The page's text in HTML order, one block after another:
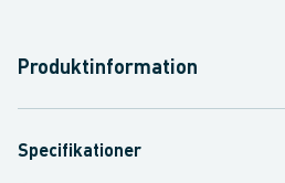
Produktinformation
Specifikationer